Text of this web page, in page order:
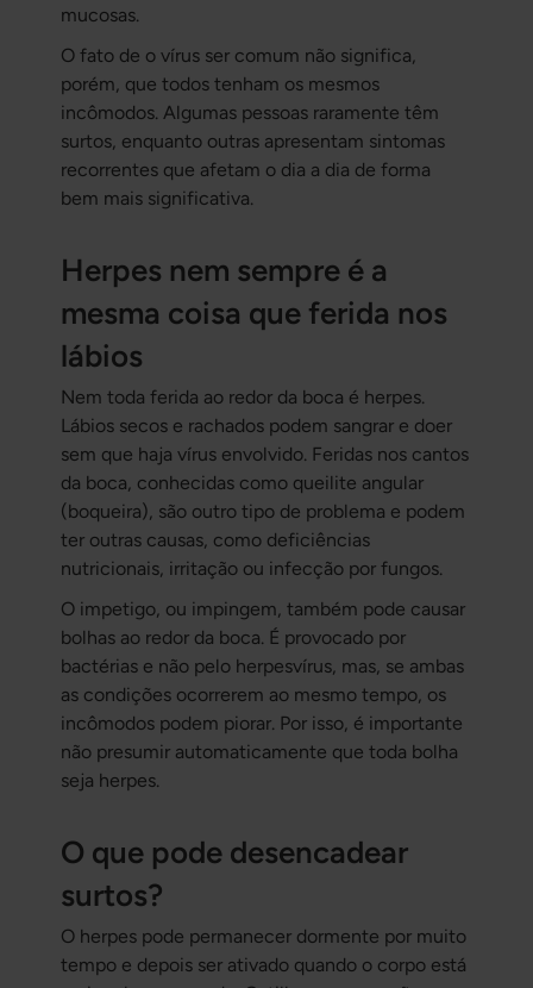
mucosas.
O fato de o vírus ser comum não significa,
porém, que todos tenham os mesmos
incômodos. Algumas pessoas raramente têm
surtos, enquanto outras apresentam sintomas
recorrentes que afetam o dia a dia de forma
bem mais significativa.
Herpes nem sempre é a
mesma coisa que ferida nos
lábios
Nem toda ferida ao redor da boca é herpes.
Lábios secos e rachados podem sangrar e doer
sem que haja vírus envolvido. Feridas nos cantos
da boca, conhecidas como queilite angular
(boqueira), são outro tipo de problema e podem
ter outras causas, como deficiências
nutricionais, irritação ou infecção por fungos.
O impetigo, ou impingem, também pode causar
bolhas ao redor da boca. É provocado por
bactérias e não pelo herpesvírus, mas, se ambas
as condições ocorrerem ao mesmo tempo, os
incômodos podem piorar. Por isso, é importante
não presumir automaticamente que toda bolha
seja herpes.
O que pode desencadear
surtos?
O herpes pode permanecer dormente por muito
tempo e depois ser ativado quando o corpo está